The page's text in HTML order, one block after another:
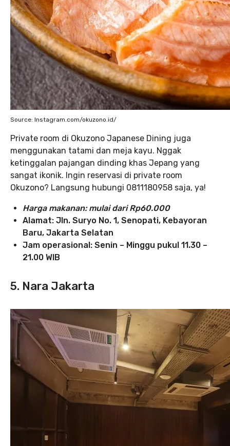
Source: Instagram.com/okuzono.id/
Private room di Okuzono Japanese Dining juga
menggunakan tatami dan meja kayu. Nggak
ketinggalan pajangan dinding khas Jepang yang
sangat ikonik. Ingin reservasi di private room
Okuzono? Langsung hubungi 0811180958 saja, ya!
Harga makanan: mulai dari Rp60.000
Alamat: Jln. Suryo No. 1, Senopati, Kebayoran
Baru, Jakarta Selatan
Jam operasional: Senin – Minggu pukul 11.30 –
21.00 WIB
5. Nara Jakarta